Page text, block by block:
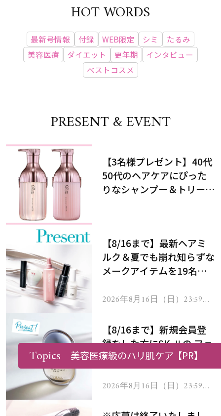
HOT WORDS
最新号情報 付録 WEB限定 シミ
たるみ
美容医療
ダイエット 更年期
インタビュー
ベストコスメ
PRESENT & EVENT
【3名様プレゼント】40代
50代のヘアケアにぴった
りなシャンプー＆トリート
【8/16まで】最新ヘアミ
ルク＆夏でも崩れ知らずな
メークアイテムを19名様
2026年8月16日（日）23:59ま
【8/16まで】新規会員登
録をした方にSK-Ⅱの フェ
イシャル トリートメント
セラムをプレゼント！
2026年8月16日（日）23:59ま
Topics 美容医療級のハリ肌ケア【PR】